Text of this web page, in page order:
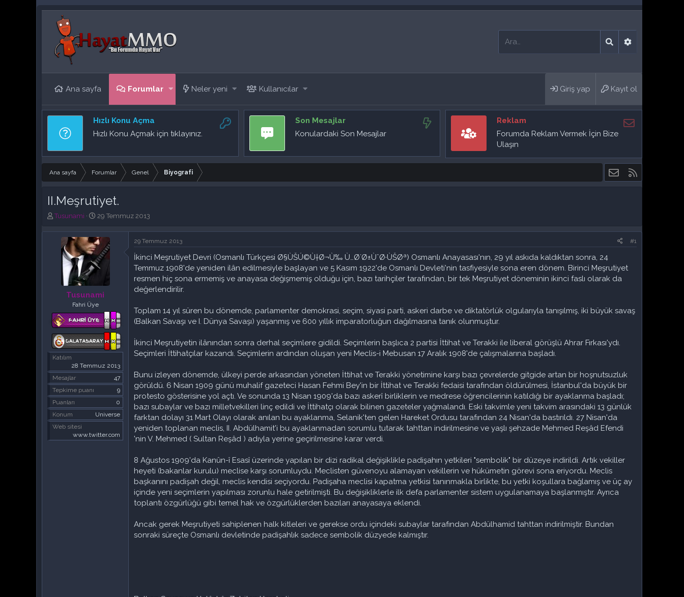
Ana sayfa Forumlar Neler yeni Kullanıcılar Giriş yap Kayıt ol
Hızlı Konu Açma
Hızlı Konu Açmak için tıklayınız.
Son Mesajlar
Konulardaki Son Mesajlar
Reklam
Forumda Reklam Vermek İçin Bize
Ulaşın
Ana sayfa Forumlar Genel Biyografi Bize ulaşın
II.Meşrutiyet.
K
n
a
t
a
n
Tusunami
B
ş
l
a
n
g
t
a
r
i
h
i
29 Temmuz 2013
Tusunami
Fahri Üye
Katılım
28 Temmuz 2013
Mesajlar
47
Tepkime puanı
9
Puanları
0
Konum
Universe
Web sitesi
www.twitter.com
29 Temmuz 2013 #1
İkinci Meşrutiyet Devri (Osmanlı Türkçesi Ø§ÙŠÚ©Ù†Ø¬Ù‰ Ù…Ø´Ø±ÙˆØ·ÙŠØª) Osmanlı Anayasası'nın, 29 yıl askıda kaldıktan sonra, 24
Temmuz 1908'de yeniden ilân edilmesiyle başlayan ve 5 Kasım 1922'de Osmanlı Devleti'nin tasfiyesiyle sona eren dönem. Birinci Meşrutiyet
resmen hiç sona ermemiş ve anayasa değişmemiş olduğu için, bazı tarihçiler tarafından, bir tek Meşrutiyet döneminin ikinci faslı olarak da
değerlendirilir.
Toplam 14 yıl süren bu dönemde, parlamenter demokrasi, seçim, siyasi parti, askeri darbe ve diktatörlük olgularıyla tanışılmış, iki büyük savaş
(Balkan Savaşı ve I. Dünya Savaşı) yaşanmış ve 600 yıllık imparatorluğun dağılmasına tanık olunmuştur.
İkinci Meşrutiyetin ilânından sonra derhal seçimlere gidildi. Seçimlerin başlıca 2 partisi İttihat ve Terakki ile liberal görüşlü Ahrar Fırkası'ydı.
Seçimleri İttihatçılar kazandı. Seçimlerin ardından oluşan yeni Meclis-i Mebusan 17 Aralık 1908'de çalışmalarına başladı.
Bunu izleyen dönemde, ülkeyi perde arkasından yöneten İttihat ve Terakki yönetimine karşı bazı çevrelerde gitgide artan bir hoşnutsuzluk
görüldü. 6 Nisan 1909 günü muhalif gazeteci Hasan Fehmi Bey'in bir İttihat ve Terakki fedaisi tarafından öldürülmesi, İstanbul'da büyük bir
protesto gösterisine yol açtı. Ve sonunda 13 Nisan 1909'da bazı askerî birliklerin ve medrese öğrencilerinin katıldığı bir ayaklanma başladı;
bazı subaylar ve bazı milletvekilleri linç edildi ve İttihatçı olarak bilinen gazeteler yağmalandı. Eski takvimle yeni takvim arasındaki 13 günlük
farktan dolayı 31 Mart Olayı olarak anılan bu ayaklanma, Selanik'ten gelen Hareket Ordusu tarafından 24 Nisan'da bastırıldı. 27 Nisan'da
yeniden toplanan meclis, II. Abdülhamit'i bu ayaklanmadan sorumlu tutarak tahttan indirilmesine ve yaşlı şehzade Mehmed Reşâd Efendi
'nin V. Mehmed ( Sultan Reşâd ) adıyla yerine geçirilmesine karar verdi.
8 Ağustos 1909'da Kanûn-î Esasî üzerinde yapılan bir dizi radikal değişiklikle padişahın yetkileri "sembolik" bir düzeye indirildi. Artık vekiller
heyeti (bakanlar kurulu) meclise karşı sorumluydu. Meclisten güvenoyu alamayan vekillerin ve hükümetin görevi sona eriyordu. Meclis
başkanını padişah değil, meclis kendisi seçiyordu. Padişaha meclisi kapatma yetkisi tanınmakla birlikte, bu yetki koşullara bağlamış ve üç ay
içinde yeni seçimlerin yapılması zorunlu hale getirilmişti. Bu değişikliklerle ilk defa parlamenter sistem uygulanamaya başlanmıştır. Ayrıca
toplantı özgürlüğü gibi temel hak ve özgürlüklerden bazıları anayasaya eklendi.
Ancak gerek Meşrutiyeti sahiplenen halk kitleleri ve gerekse ordu içindeki subaylar tarafından Abdülhamid tahttan indirilmiştir. Bundan
sonraki süreçte Osmanlı devletinde padişahlık sadece sembolik düzyede kalmıştır.